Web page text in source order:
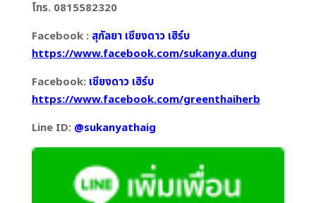
โทร. 0815582320
Facebook : สุกัลยา เชียงดาว เฮิร์บ
https://www.facebook.com/sukanya.dung
Facebook: เชียงดาว เฮิร์บ
https://www.facebook.com/greenthaiherb
Line ID: @sukanyathaig